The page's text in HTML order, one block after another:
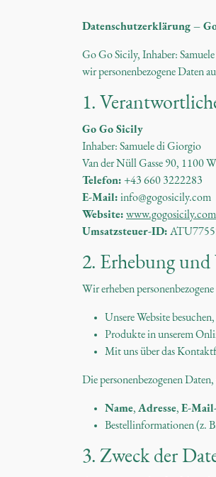
Datenschutzerklärung –
Go Go Sicily, Inhaber:
wir personenbezogene Daten
1.
Go Go Sicily
Inhaber: Samuele di Giorgio
Van der Nüll Gasse 90, 1100
Telefon: +43 660 3222283
E-Mail: info@gogosicily.com
Website: www.gogosicily.com
Umsatzsteuer-ID:
2. Erhebung und
Wir erheben
Unsere Website besuchen,
Produkte in unserem
Mit uns über das
Die personenbezogenen
Name, Adresse, E-
Bestellinformationen (z.
3. Zweck der